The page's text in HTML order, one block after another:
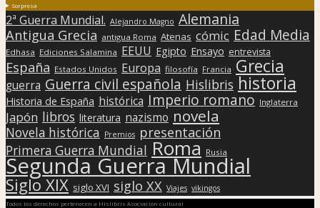
Sorpresa
2ª Guerra Mundial. Alejandro Magno Alemania
Antigua Grecia antigua Roma Atenas cómic Edad Media
Edhasa Ediciones Salamina EEUU Egipto Ensayo entrevista
España Estados Unidos Europa filosofía Francia Grecia
guerra Guerra civil española Hislibris historia
Historia de España histórica Imperio romano Inglaterra
Japón libros literatura nazismo novela
Novela histórica Premios presentación
Primera Guerra Mundial Roma Rusia
Segunda Guerra Mundial
Siglo XIX siglo XVI siglo XX Viajes vikingos
Todos los derechos pertenecen a Hislibris Asociación cultural